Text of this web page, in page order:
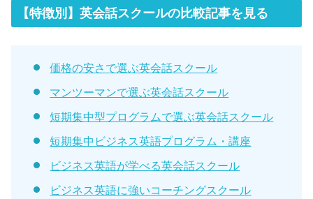
【特徴別】英会話スクールの比較記事を見る
価格の安さで選ぶ英会話スクール
マンツーマンで選ぶ英会話スクール
短期集中型プログラムで選ぶ英会話スクール
短期集中ビジネス英語プログラム・講座
ビジネス英語が学べる英会話スクール
ビジネス英語に強いコーチングスクール